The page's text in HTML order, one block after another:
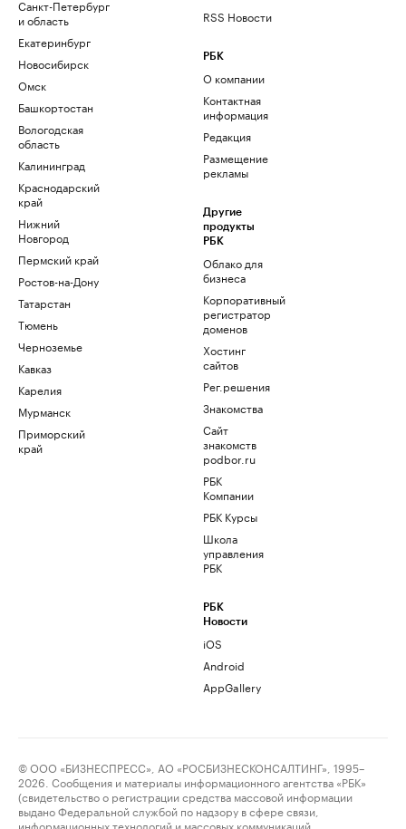
Санкт-Петербург
и область
Екатеринбург
Новосибирск
Омск
Башкортостан
Вологодская
область
Калининград
Краснодарский
край
Нижний
Новгород
Пермский край
Ростов-на-Дону
Татарстан
Тюмень
Черноземье
Кавказ
Карелия
Мурманск
Приморский
край
RSS Новости
РБК
О компании
Контактная
информация
Редакция
Размещение
рекламы
Другие
продукты
РБК
Облако для
бизнеса
Корпоративный
регистратор
доменов
Хостинг
сайтов
Рег.решения
Знакомства
Сайт
знакомств
podbor.ru
РБК
Компании
РБК Курсы
Школа
управления
РБК
РБК
Новости
iOS
Android
AppGallery
© ООО «БИЗНЕСПРЕСС», АО «РОСБИЗНЕСКОНСАЛТИНГ», 1995–
2026. Сообщения и материалы информационного агентства «РБК»
(свидетельство о регистрации средства массовой информации
выдано Федеральной службой по надзору в сфере связи,
информационных технологий и массовых коммуникаций